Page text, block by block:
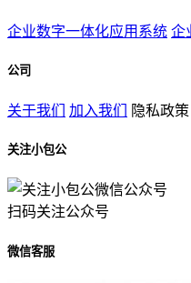
企业数字一体化应用系统 企
公司
关于我们 加入我们 隐私政策
关注小包公
扫码关注公众号
微信客服